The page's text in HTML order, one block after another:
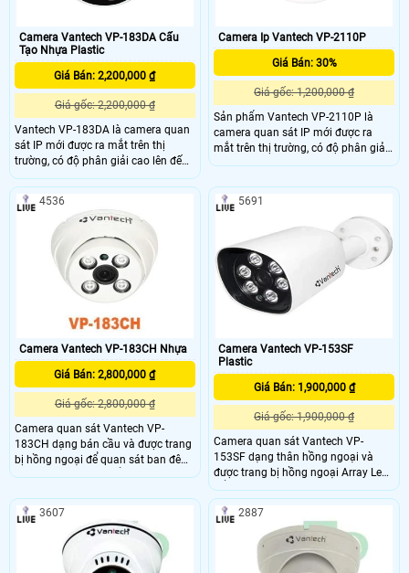
Camera Vantech VP-183DA Cấu
Tạo Nhựa Plastic
Giá Bán: 2,200,000 ₫
Giá gốc: 2,200,000 ₫
Vantech VP-183DA là camera quan
sát IP mới được ra mắt trên thị
trường, có độ phân giải cao lên đến
4.0 megapixel cho hình ảnh
HD1080P, chống ngược sáng tốt
nhất cho việc tái tạo hình ảnh tốt
phù hợp lắp đặt bên trong nhà, cho
các công trình gia đình, văn phòng,
cửa hàng…
Camera Ip Vantech VP-2110P
Giá Bán: 30%
Giá gốc: 1,200,000 ₫
Sản phẩm Vantech VP-2110P là
camera quan sát IP mới được ra
mắt trên thị trường, có độ phân giải
cao lên đến 2.0 megapixel cho hình
tốt nhất cho việc tái tạo hình ảnh tốt
nhất.
Camera Vantech VP-183CH Nhựa
Giá Bán: 2,800,000 ₫
Giá gốc: 2,800,000 ₫
Camera quan sát Vantech VP-
183CH dạng bán cầu và được trang
bị hồng ngoại để quan sát ban đêm
rất tốt. Camera có kiểu dáng đẹp
có độ ổn định cao, phù hợp lắp đặt
camera cho văn phòng, khách sạn,
Spa, các khu chung cư, siêu thị, nhà
sách, bệnh viện, ….
4536
Camera Vantech VP-153SF
Plastic
Giá Bán: 1,900,000 ₫
Giá gốc: 1,900,000 ₫
Camera quan sát Vantech VP-
153SF dạng thân hồng ngoại và
được trang bị hồng ngoại Array Led
để quan sát ban đêm rất tốt.
Camera có kiểu dáng đẹp mắt, mẫu
mã sang trọng, sản phẩm có độ ổn
định cao, phù hợp lắp đặt camera
cho văn phòng, khách sạn, Spa, các
khu chung cư, siêu thị, nhà sách,
5691
3607 2887